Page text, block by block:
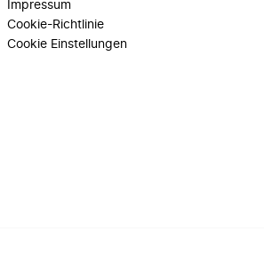
Impressum
Cookie-Richtlinie
Cookie Einstellungen